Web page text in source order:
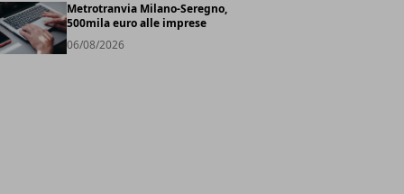
Metrotranvia Milano-Seregno,
500mila euro alle imprese
06/08/2026